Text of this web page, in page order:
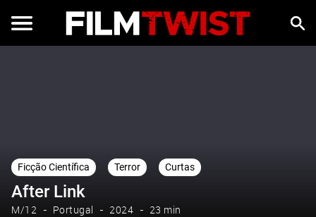
Ficção Científica Terror Curtas
After Link
M/12 Portugal 2024 23 min